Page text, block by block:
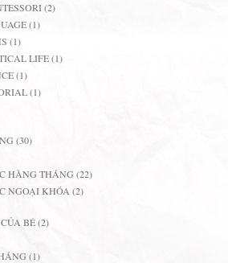
(2)
(1)
(1)
LIFE(1)
(1)
(1)
(30)
HÀNG THÁNG (22)
NGOẠI KHÓA (2)
BÉ(2)
(1)